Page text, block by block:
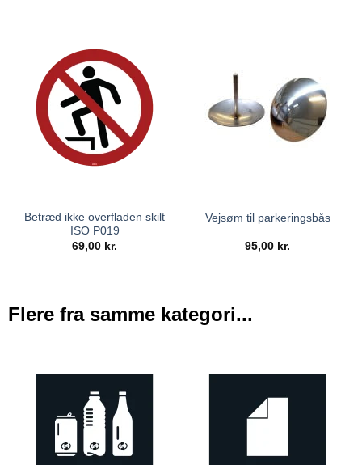
Betræd ikke overfladen skilt
ISO P019
69,00 kr.
Vejsøm til parkeringsbås
95,00 kr.
Flere fra samme kategori...